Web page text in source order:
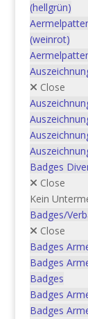
(hellgrün)
(weinrot)
Close
Badges
Close
Kein
Badges/
Close
Badges
Badges
Badges
Badges
Badges
Tenue: B
CHF5.00